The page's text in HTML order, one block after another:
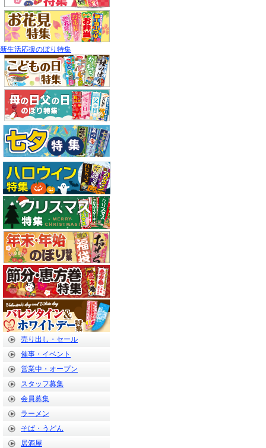
新生活応援のぼり特集
売り出し・セール
催事・イベント
営業中・オープン
スタッフ募集
会員募集
ラーメン
そば・うどん
居酒屋